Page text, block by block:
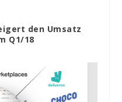
den Umsatz
Q1/18